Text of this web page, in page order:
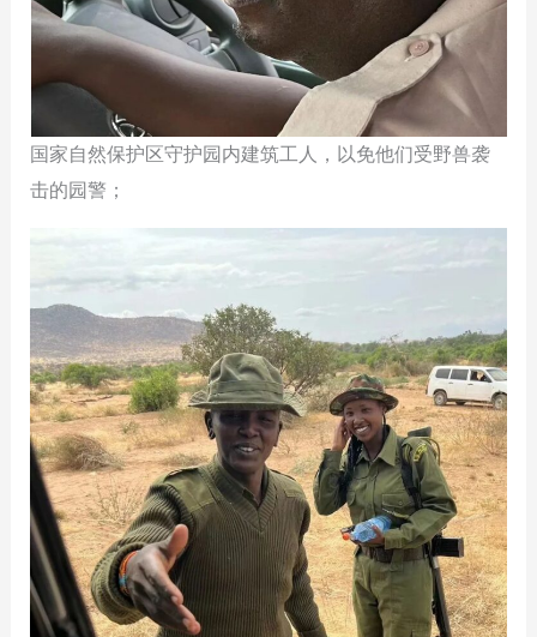
国家自然保护区守护园内建筑工人，以免他们受野兽袭
击的园警；